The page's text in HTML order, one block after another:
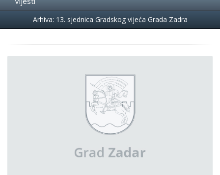
Događanja
Arhiva: 13. sjednica Gradskog vijeća Grada Zadra